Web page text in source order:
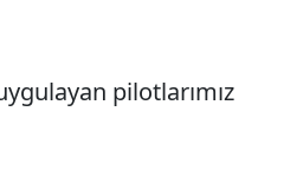
pilotlarımız